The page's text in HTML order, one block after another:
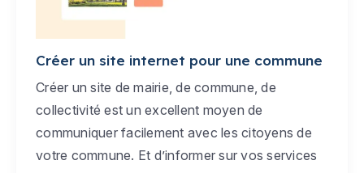
Créer un site internet pour une commune
Créer un site de mairie, de commune, de
collectivité est un excellent moyen de
communiquer facilement avec les citoyens de
votre commune. Et d’informer sur vos services